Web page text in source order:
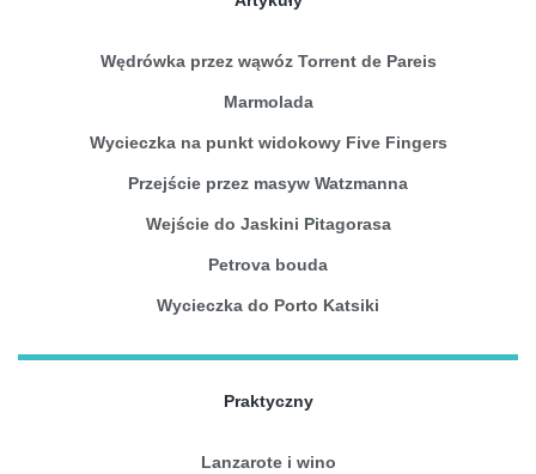
Wędrówka przez wąwóz Torrent de Pareis
Marmolada
Wycieczka na punkt widokowy Five Fingers
Przejście przez masyw Watzmanna
Wejście do Jaskini Pitagorasa
Petrova bouda
Wycieczka do Porto Katsiki
Praktyczny
Lanzarote i wino